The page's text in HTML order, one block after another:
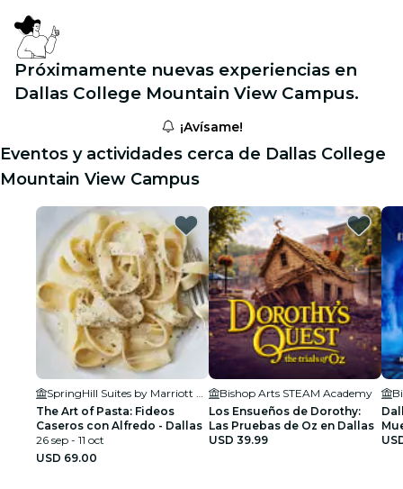
Próximamente nuevas experiencias en
Dallas College Mountain View Campus.
¡Avísame!
Eventos y actividades cerca de Dallas College
Mountain View Campus
The Art of Pasta: Fideos
Caseros con Alfredo - Dallas
26 sep - 11 oct
USD 69.00
Bishop Arts STEAM Academy
Los Ensueños de Dorothy:
Las Pruebas de Oz en Dallas
USD 39.99